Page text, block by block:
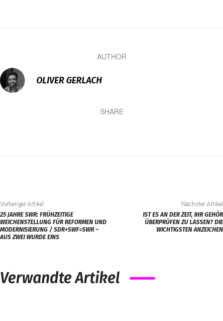
AUTHOR
OLIVER GERLACH
SHARE
Vorheriger Artikel
25 JAHRE SWR: FRÜHZEITIGE
WEICHENSTELLUNG FÜR REFORMEN UND
MODERNISIERUNG / SDR+SWF=SWR –
AUS ZWEI WURDE EINS
Nächster Artikel
IST ES AN DER ZEIT, IHR GEHÖR
ÜBERPRÜFEN ZU LASSEN? DIE
WICHTIGSTEN ANZEICHEN
Verwandte Artikel